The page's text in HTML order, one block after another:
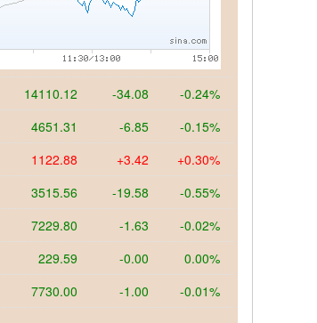
14110.12 -34.08 -0.24%
4651.31 -6.85 -0.15%
1122.88 +3.42 +0.30%
3515.56 -19.58 -0.55%
7229.80 -1.63 -0.02%
229.59 -0.00 0.00%
7730.00 -1.00 -0.01%